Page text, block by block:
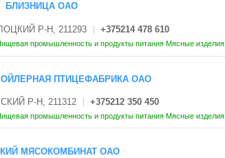
БЛИЗНИЦА ОАО
Р-Н, 211293 +375214 478 610
промышленность и продукты питания Мясные изделия
ПТИЦЕФАБРИКА ОАО
Р-Н, 211312 +375212 350 450
промышленность и продукты питания Мясные изделия
МЯСОКОМБИНАТ ОАО